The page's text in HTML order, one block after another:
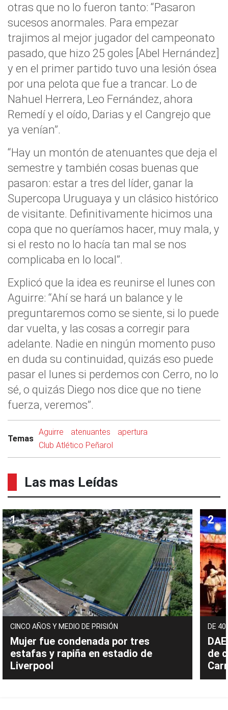
otras que no lo fueron tanto: “Pasaron
sucesos anormales. Para empezar
trajimos al mejor jugador del campeonato
pasado, que hizo 25 goles [Abel Hernández]
y en el primer partido tuvo una lesión ósea
por una pelota que fue a trancar. Lo de
Nahuel Herrera, Leo Fernández, ahora
Remedí y el oído, Darias y el Cangrejo que
ya venían”.
“Hay un montón de atenuantes que deja el
semestre y también cosas buenas que
pasaron: estar a tres del líder, ganar la
Supercopa Uruguaya y un clásico histórico
de visitante. Definitivamente hicimos una
copa que no queríamos hacer, muy mala, y
si el resto no lo hacía tan mal se nos
complicaba en lo local”.
Explicó que la idea es reunirse el lunes con
Aguirre: “Ahí se hará un balance y le
preguntaremos como se siente, si lo puede
dar vuelta, y las cosas a corregir para
adelante. Nadie en ningún momento puso
en duda su continuidad, quizás eso puede
pasar el lunes si perdemos con Cerro, no lo
sé, o quizás Diego nos dice que no tiene
fuerza, veremos”.
Temas
Aguirre atenuantes
apertura
Club Atlético Peñarol
Las mas Leídas
CINCO AÑOS Y MEDIO DE PRISIÓN
Mujer fue condenada por tres
estafas y rapiña en estadio de
Liverpool
DE
de